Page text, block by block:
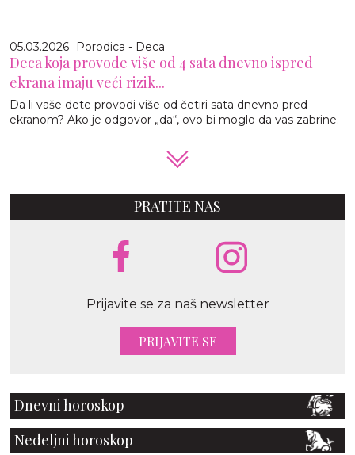
05.03.2026 Porodica - Deca
Deca koja provode više od 4 sata dnevno ispred
ekrana imaju veći rizik...
Da li vaše dete provodi više od četiri sata dnevno pred
ekranom? Ako je odgovor „da“, ovo bi moglo da vas zabrine.
PRATITE NAS
Prijavite se za naš newsletter
PRIJAVITE SE
Dnevni horoskop
Nedeljni horoskop